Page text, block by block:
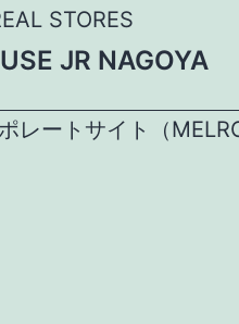
STORES
JR NAGOYA
レートサイト（